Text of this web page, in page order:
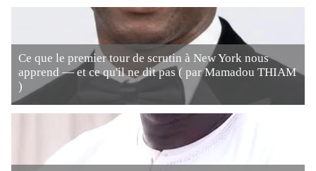
Ce que le premier tour de scrutin à New York nous
apprend — et ce qu'il ne dit pas ( par Mamadou THIAM
)